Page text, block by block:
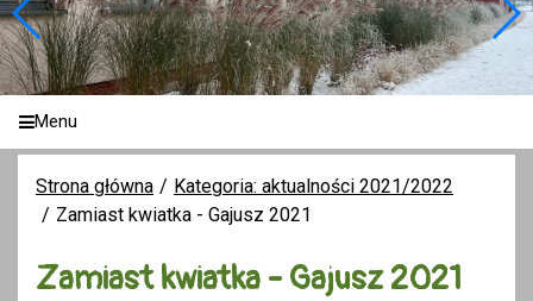
Menu
Strona główna
Kategoria: aktualności 2021/2022
Zamiast kwiatka - Gajusz 2021
Zamiast kwiatka - Gajusz 2021